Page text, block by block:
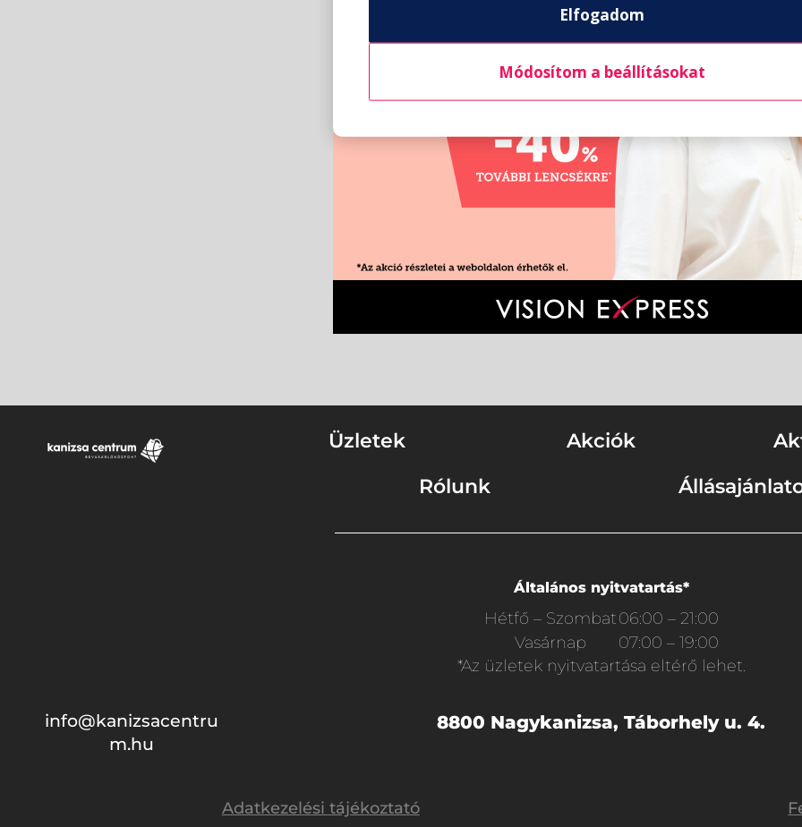
Üzletek Akciók
Rólunk
Általános nyitvatartás*
Hétfő – Szombat06:00 – 21:00
Vasárnap
07:00 – 19:00
*Az üzletek nyitvatartása eltérő lehet.
info@kanizsacentru
m.hu
8800 Nagykanizsa, Táborhely u. 4.
Adatkezelési tájékoztató
Elfogadom
Módosítom a beállításokat